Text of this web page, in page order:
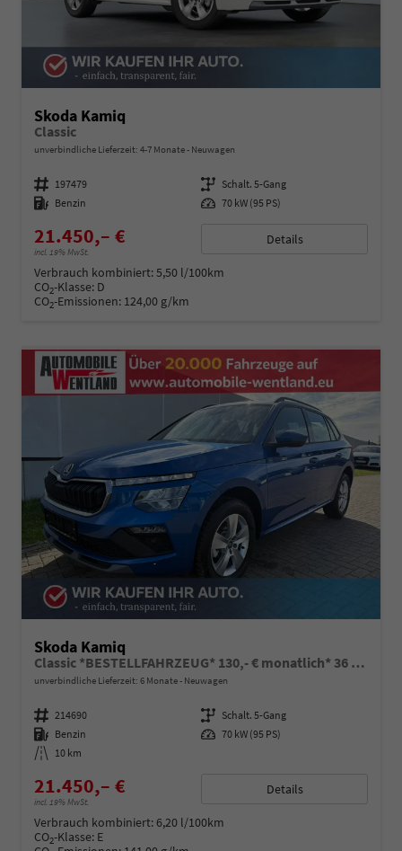
Skoda Kamiq
Classic
unverbindliche Lieferzeit: 4-7 Monate Neuwagen
Fahrzeugnummer 197479 Getriebe Schalt. 5-Gang
Kraftstoff Benzin Leistung 70 kW (95 PS)
21.450,– €
incl. 19% MwSt.
Details
Verbrauch kombiniert:5,50 l/100km
CO2-Klasse: D
CO2-Emissionen: 124,00 g/km
Skoda Kamiq
Classic *BESTELLFAHRZEUG* 130,- € monatlich* 36 Monate* Ohne Kilometerbegrenzung*
unverbindliche Lieferzeit: 6 Monate Neuwagen
Fahrzeugnummer 214690 Getriebe Schalt. 5-Gang
Kraftstoff Benzin Leistung 70 kW (95 PS)
Kilometerstand 10 km
21.450,– €
incl. 19% MwSt.
Details
Verbrauch kombiniert:6,20 l/100km
CO2-Klasse: E